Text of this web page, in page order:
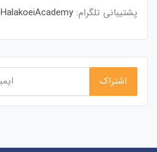
پشتیبانی تلگرام: HalakoeiAcademy@